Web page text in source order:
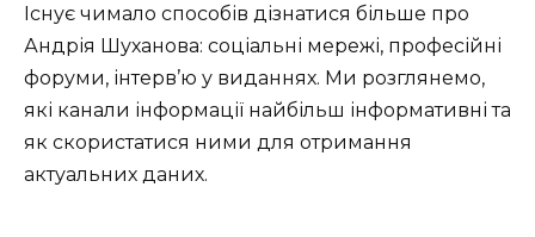
Існує чимало способів дізнатися більше про
Андрія Шуханова: соціальні мережі, професійні
форуми, інтерв’ю у виданнях. Ми розглянемо,
які канали інформації найбільш інформативні та
як скористатися ними для отримання
актуальних даних.